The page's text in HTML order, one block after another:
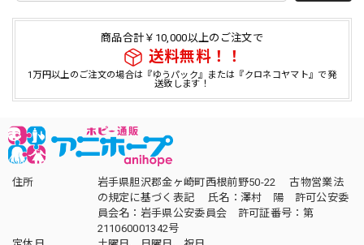
商品合計￥10,000以上のご注文で
送料無料！！
1万円以上のご注文の場合は『ゆうパック』または『クロネコヤマト』で発
送致します！
住所
岩手県胆沢郡金ヶ崎町西根前野50-22 古物営業法
の規定に基づく表記 氏名：澤村 陽 許可公安委
員会名：岩手県公安委員会 許可証番号：第
211060001342号